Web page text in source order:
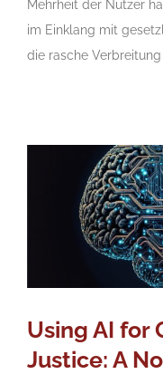
Mehrheit der Nutzer
im Einklang mit
die rasche
Using AI for
Justice: A